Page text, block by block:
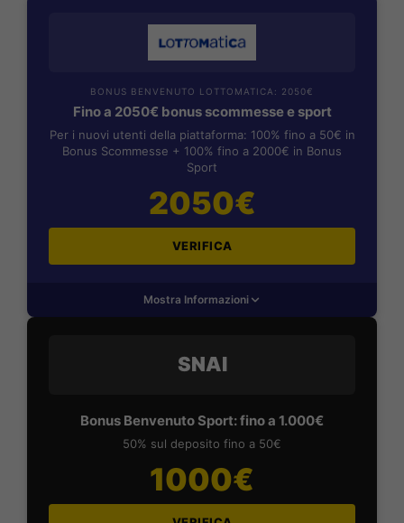
BONUS BENVENUTO LOTTOMATICA: 2050€
Fino a 2050€ bonus scommesse e sport
Per i nuovi utenti della piattaforma: 100% fino a 50€ in
Bonus Scommesse + 100% fino a 2000€ in Bonus
Sport
2050€
VERIFICA
Mostra Informazioni
SNAI
Bonus Benvenuto Sport: fino a 1.000€
50% sul deposito fino a 50€
1000€